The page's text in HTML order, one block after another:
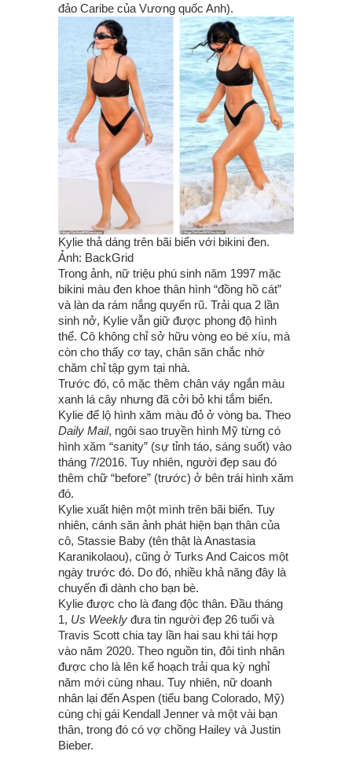
đảo Caribe của Vương quốc Anh).
Kylie thả dáng trên bãi biển với bikini đen.
Ảnh: BackGrid
Trong ảnh, nữ triệu phú sinh năm 1997 mặc
bikini màu đen khoe thân hình “đồng hồ cát”
và làn da rám nắng quyến rũ. Trải qua 2 lần
sinh nở, Kylie vẫn giữ được phong độ hình
thể. Cô không chỉ sở hữu vòng eo bé xíu, mà
còn cho thấy cơ tay, chân săn chắc nhờ
chăm chỉ tập gym tại nhà.
Trước đó, cô mặc thêm chân váy ngắn màu
xanh lá cây nhưng đã cởi bỏ khi tắm biển.
Kylie để lộ hình xăm màu đỏ ở vòng ba. Theo
Daily Mail, ngôi sao truyền hình Mỹ từng có
hình xăm “sanity” (sự tỉnh táo, sáng suốt) vào
tháng 7/2016. Tuy nhiên, người đẹp sau đó
thêm chữ “before” (trước) ở bên trái hình xăm
đó.
Kylie xuất hiện một mình trên bãi biển. Tuy
nhiên, cánh săn ảnh phát hiện bạn thân của
cô, Stassie Baby (tên thật là Anastasia
Karanikolaou), cũng ở Turks And Caicos một
ngày trước đó. Do đó, nhiều khả năng đây là
chuyến đi dành cho bạn bè.
Kylie được cho là đang độc thân. Đầu tháng
1, Us Weekly đưa tin người đẹp 26 tuổi và
Travis Scott chia tay lần hai sau khi tái hợp
vào năm 2020. Theo nguồn tin, đôi tình nhân
được cho là lên kế hoạch trải qua kỳ nghỉ
năm mới cùng nhau. Tuy nhiên, nữ doanh
nhân lại đến Aspen (tiểu bang Colorado, Mỹ)
cùng chị gái Kendall Jenner và một vài bạn
thân, trong đó có vợ chồng Hailey và Justin
Bieber.